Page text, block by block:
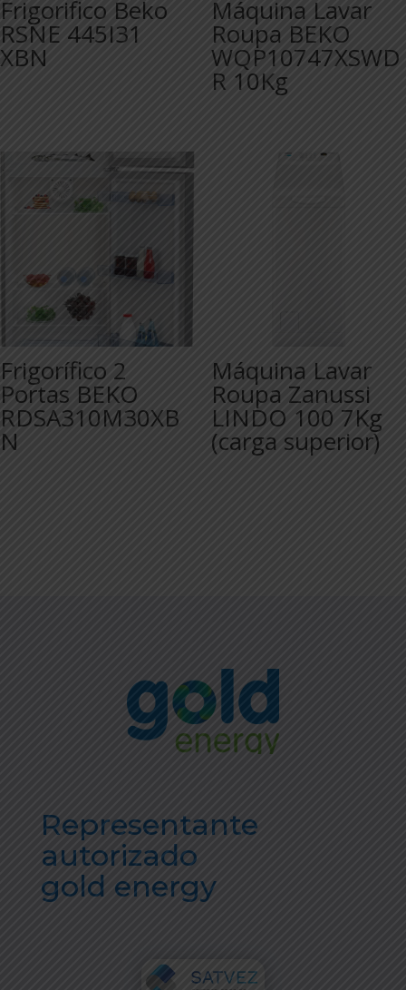
Frigorifico Beko
RSNE 445I31
XBN
Máquina Lavar
Roupa BEKO
WQP10747XSWD
R 10Kg
Frigorífico 2
Portas BEKO
RDSA310M30XB
N
Máquina Lavar
Roupa Zanussi
LINDO 100 7Kg
(carga superior)
Representante
autorizado
gold energy